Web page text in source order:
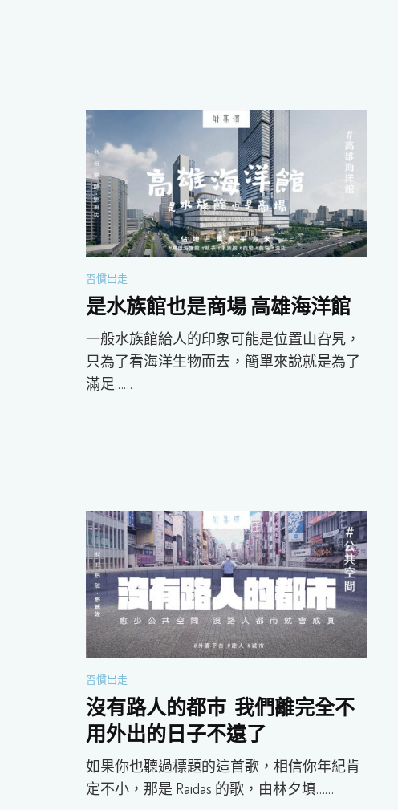
習慣出走
是水族館也是商場 高雄海洋館
一般水族館給人的印象可能是位置山旮旯，
只為了看海洋生物而去，簡單來說就是為了
滿足……
習慣出走
沒有路人的都巿 我們離完全不
用外出的日子不遠了
如果你也聽過標題的這首歌，相信你年紀肯
定不小，那是 Raidas 的歌，由林夕填……